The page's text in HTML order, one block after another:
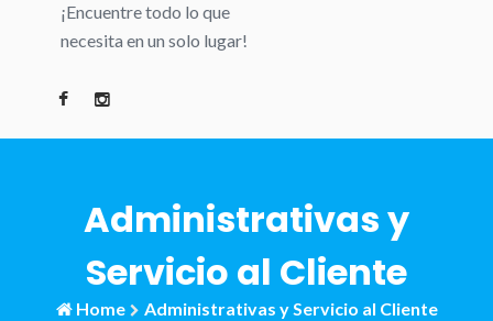
¡Encuentre todo lo que
necesita en un solo lugar!
Administrativas y
Servicio al Cliente
Home Administrativas y Servicio al Cliente